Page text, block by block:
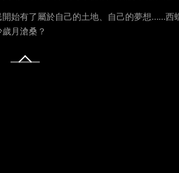
始有了屬於自己的土地、自己的夢想……
月滄桑？